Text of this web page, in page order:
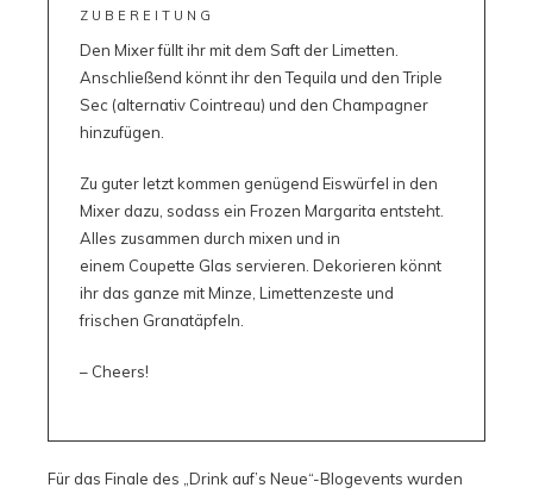
ZUBEREITUNG
Den Mixer füllt ihr mit dem Saft der Limetten.
Anschließend könnt ihr den Tequila und den Triple
Sec (alternativ Cointreau) und den Champagner
hinzufügen.
Zu guter letzt kommen genügend Eiswürfel in den
Mixer dazu, sodass ein Frozen Margarita entsteht.
Alles zusammen durch mixen und in
einem Coupette Glas servieren. Dekorieren könnt
ihr das ganze mit Minze, Limettenzeste und
frischen Granatäpfeln.
– Cheers!
Für das Finale des „Drink auf’s Neue“-Blogevents wurden